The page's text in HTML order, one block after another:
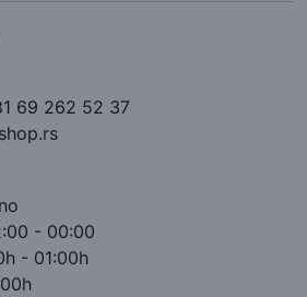
69 262 52 37
- 00:00
- 01:00h